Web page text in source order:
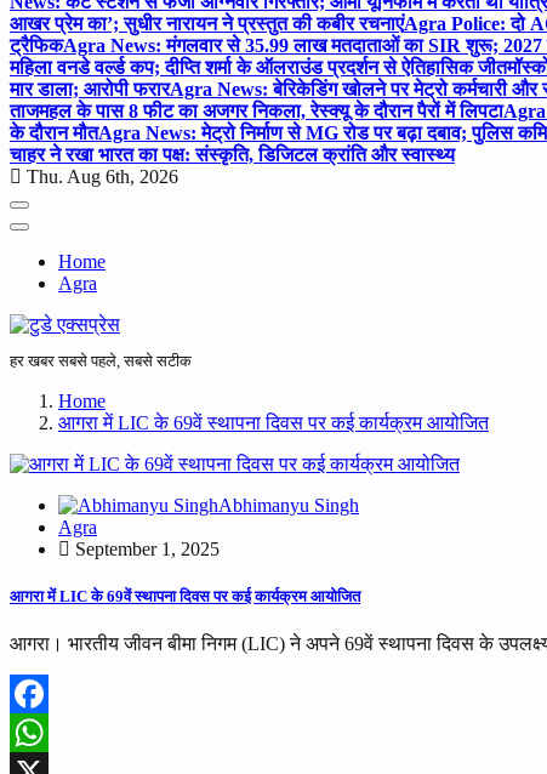
आखर प्रेम का’; सुधीर नारायन ने प्रस्तुत की कबीर रचनाएंAgra Police: दो
ट्रैफिकAgra News: मंगलवार से 35.99 लाख मतदाताओं का SIR शुरू; 2027
महिला वनडे वर्ल्ड कप; दीप्ति शर्मा के ऑलराउंड प्रदर्शन से ऐतिहासिक जीत
मार डाला; आरोपी फरारAgra News: बेरिकेडिंग खोलने पर मेट्रो कर्मचारी और
ताजमहल के पास 8 फीट का अजगर निकला, रेस्क्यू के दौरान पैरों में लिपटाAgra
के दौरान मौतAgra News: मेट्रो निर्माण से MG रोड पर बढ़ा दबाव; पुलिस
चाहर ने रखा भारत का पक्ष: संस्कृति, डिजिटल क्रांति और स्वास्थ्य
Thu. Aug 6th, 2026
Home
Agra
हर खबर सबसे पहले, सबसे सटीक
Home
आगरा में LIC के 69वें स्थापना दिवस पर कई कार्यक्रम आयोजित
Abhimanyu Singh
Agra
September 1, 2025
आगरा में LIC के 69वें स्थापना दिवस पर कई कार्यक्रम आयोजित
आगरा। भारतीय जीवन बीमा निगम (LIC) ने अपने 69वें स्थापना दिवस के
Facebook